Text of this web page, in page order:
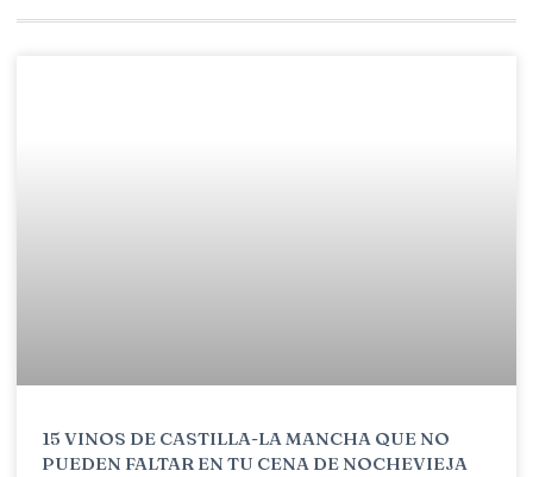
15 VINOS DE CASTILLA-LA MANCHA QUE NO
PUEDEN FALTAR EN TU CENA DE NOCHEVIEJA